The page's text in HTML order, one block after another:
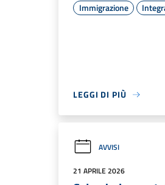
Immigrazione
LEGGI DI PIÙ
AVVISI
21 APRILE 2026